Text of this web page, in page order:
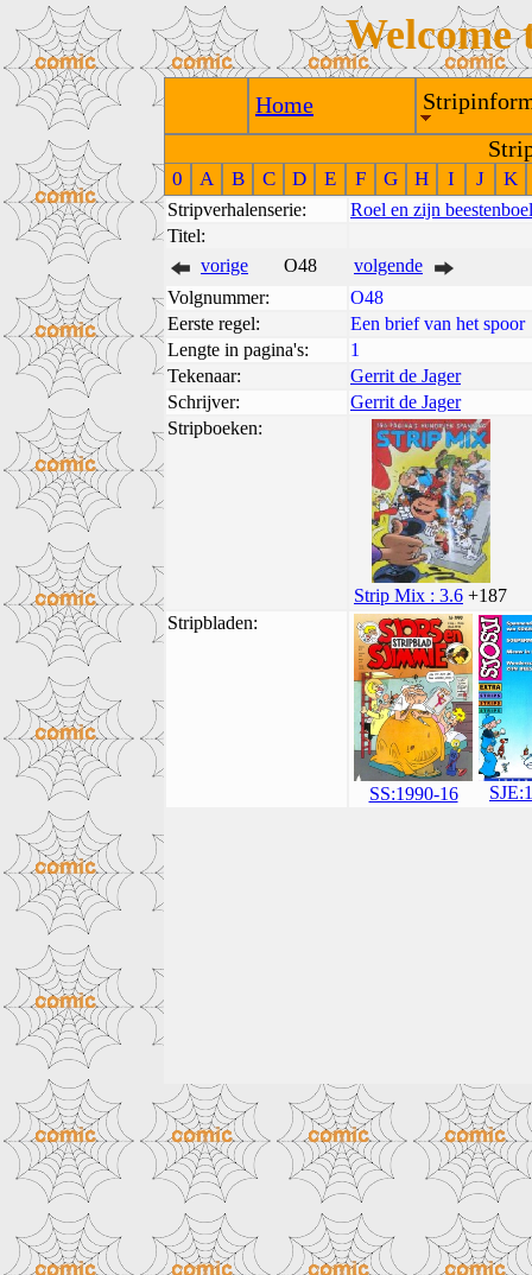
Welcome
Home
0 A B C D E F G H I J K
Stripverhalenserie:
Roel en zijn beestenboel
Titel:
vorige
O48
volgende
Volgnummer:
O48
Eerste regel:
Een brief van het spoor
Lengte in pagina's:
1
Tekenaar:
Gerrit de Jager
Schrijver:
Gerrit de Jager
Stripboeken:
Strip Mix : 3.6 +187
Stripbladen:
SS:1990-16